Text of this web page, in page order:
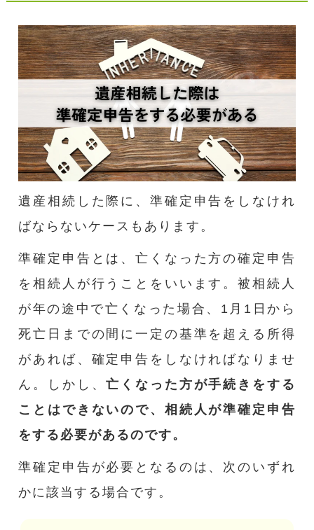
遺産相続した際に、準確定申告をしなけれ
ばならないケースもあります。
準確定申告とは、亡くなった方の確定申告
を相続人が行うことをいいます。被相続人
が年の途中で亡くなった場合、1月1日から
死亡日までの間に一定の基準を超える所得
があれば、確定申告をしなければなりませ
ん。しかし、亡くなった方が手続きをする
ことはできないので、相続人が準確定申告
をする必要があるのです。
準確定申告が必要となるのは、次のいずれ
かに該当する場合です。